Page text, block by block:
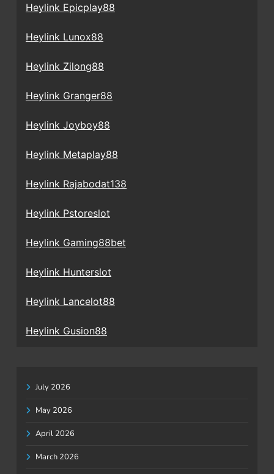
Heylink Epicplay88
Heylink Lunox88
Heylink Zilong88
Heylink Granger88
Heylink Joyboy88
Heylink Metaplay88
Heylink Rajabodat138
Heylink Pstoreslot
Heylink Gaming88bet
Heylink Hunterslot
Heylink Lancelot88
Heylink Gusion88
July 2026
May 2026
April 2026
March 2026